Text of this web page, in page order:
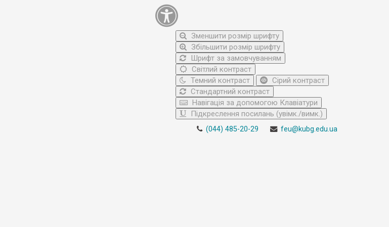
Зменшити розмір шрифту
Збільшити розмір шрифту
Шрифт за замовчуванням
Світлий контраст
Темний контраст
Сірий контраст
Стандартний контраст
Навігація за допомогою Клавіатури
Підкреслення посилань (увімк./вимк.)
(044) 485-20-29 feu@kubg.edu.ua